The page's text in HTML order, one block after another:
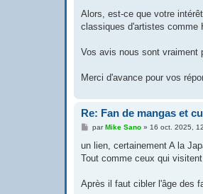
Alors, est-ce que votre
classiques d'artistes comme
Vos avis nous sont vraiment
Merci d'avance pour vos
Re: Fan de mangas et
M
s
a
parMike Sano» 16 oct. 2025,
un lien, certainement A la
Tout comme ceux qui
Après il faut cibler l'âge des